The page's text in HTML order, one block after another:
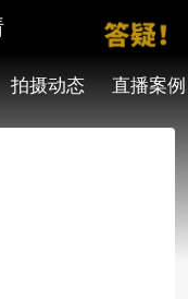
拍摄动态 直播案例